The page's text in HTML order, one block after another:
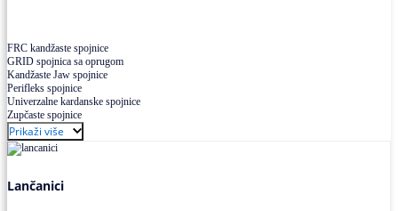
FRC kandžaste spojnice
GRID spojnica sa oprugom
Kandžaste Jaw spojnice
Perifleks spojnice
Univerzalne kardanske spojnice
Zupčaste spojnice
Prikaži više
Lančanici